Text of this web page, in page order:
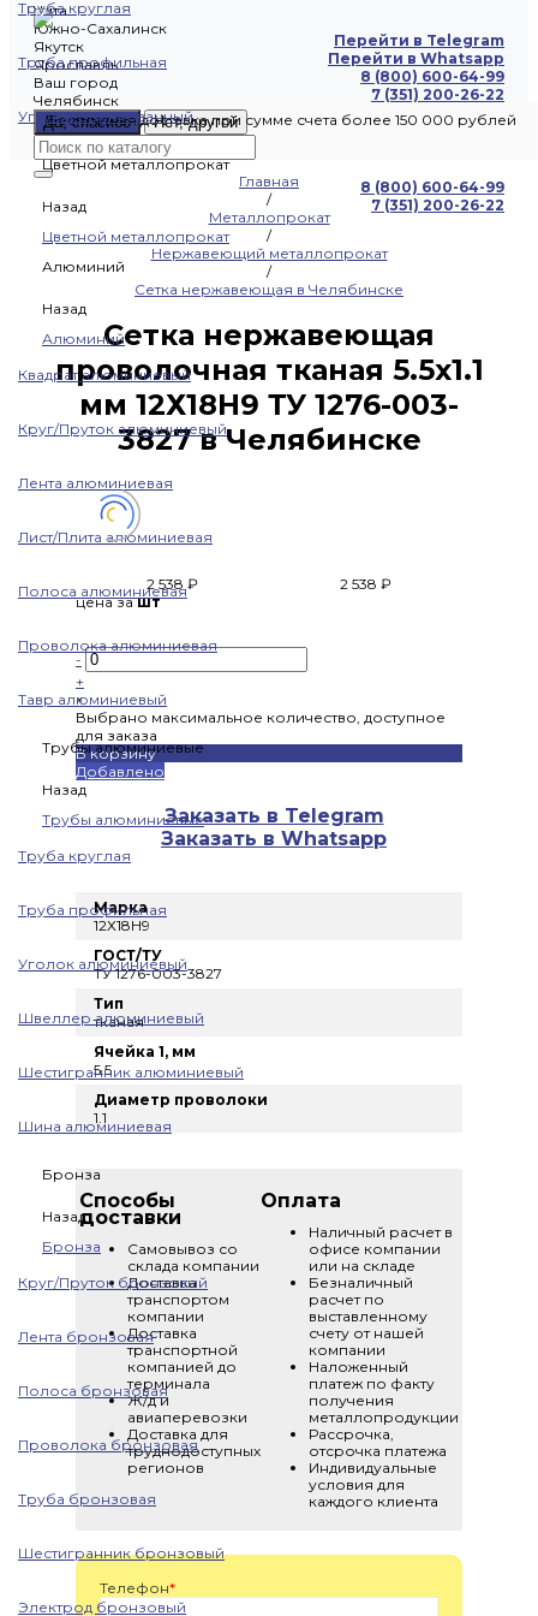
Чита
Южно-Сахалинск
Якутск
Ярославль
Ваш город
Челябинск
Да, спасибо
Нет, другой
8 (800) 600-64-99
7 (351) 200-26-22
Перейти в Telegram
Перейти в Whatsapp
8 (800) 600-64-99
7 (351) 200-26-22
Труба круглая
Труба профильная
Уголок оцинкованный
Цветной металлопрокат
Назад
Цветной металлопрокат
Алюминий
Назад
Алюминий
Квадрат алюминиевый
Круг/Пруток алюминиевый
Лента алюминиевая
Лист/Плита алюминиевая
Полоса алюминиевая
Проволока алюминиевая
Тавр алюминиевый
Трубы алюминиевые
Назад
Трубы алюминиевые
Труба круглая
Труба профильная
Уголок алюминиевый
Швеллер алюминиевый
Шестигранник алюминиевый
Шина алюминиевая
Бронза
Назад
Бронза
Круг/Пруток бронзовый
Лента бронзовая
Полоса бронзовая
Проволока бронзовая
Труба бронзовая
Шестигранник бронзовый
Электрод бронзовый
Бесплатная доставка при сумме счета более 150 000 рублей
Главная
/
Металлопрокат
/
Нержавеющий металлопрокат
/
Сетка нержавеющая в Челябинске
Сетка нержавеющая
проволочная тканая 5.5х1.1
мм 12Х18Н9 ТУ 1276-003-
3827 в Челябинске
2 538 ₽
2 538 ₽
цена зашт
-
+
×
Выбрано максимальное количество, доступное
для заказа
В корзину
Добавлено
Заказать в Telegram
Заказать в Whatsapp
Марка
12Х18Н9
ГОСТ/ТУ
ТУ 1276-003-3827
Тип
тканая
Ячейка 1, мм
5.5
Диаметр проволоки
1.1
Способы
доставки
Самовывоз со
склада компании
Доставка
транспортом
компании
Доставка
транспортной
компанией до
терминала
Ж/д и
авиаперевозки
Доставка для
труднодоступных
регионов
Оплата
Наличный расчет в
офисе компании
или на складе
Безналичный
расчет по
выставленному
счету от нашей
компании
Наложенный
платеж по факту
получения
металлопродукции
Рассрочка,
отсрочка платежа
Индивидуальные
условия для
каждого клиента
Телефон*